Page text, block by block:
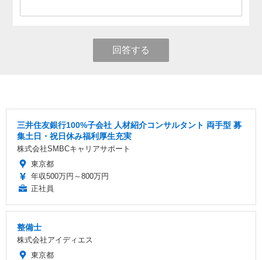
回答する
三井住友銀行100%子会社 人材紹介コンサルタント 両手型 募
集土日・祝日休み福利厚生充実
株式会社SMBCキャリアサポート
東京都
年収500万円～800万円
正社員
整備士
株式会社アイディエス
東京都